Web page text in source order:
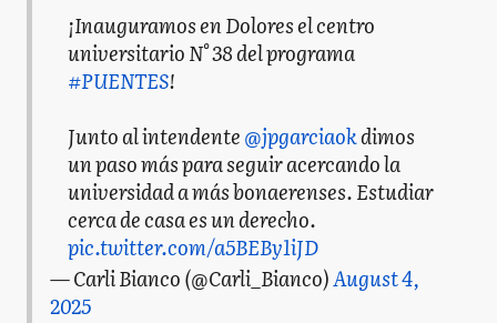
¡Inauguramos en Dolores el centro
universitario N° 38 del programa
#PUENTES!
Junto al intendente@jpgarciaokdimos
un paso más para seguir acercando la
universidad a más bonaerenses. Estudiar
cerca de casa es un derecho.
pic.twitter.com/a5BEBy1iJD
— Carli Bianco (@Carli_Bianco)August 4,
2025